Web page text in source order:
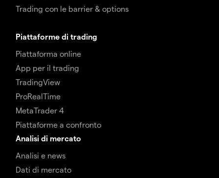
Trading con le barrier & options
Piattaforme di trading
Piattaforma online
App per il trading
TradingView
ProRealTime
MetaTrader 4
Piattaforme a confronto
Analisi di mercato
Analisi e news
Dati di mercato